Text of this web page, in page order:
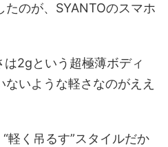
たのが、SYANTOのスマホ
2gという超極薄ボディ
いような軽さなのがええ
軽く吊るす”スタイルだか